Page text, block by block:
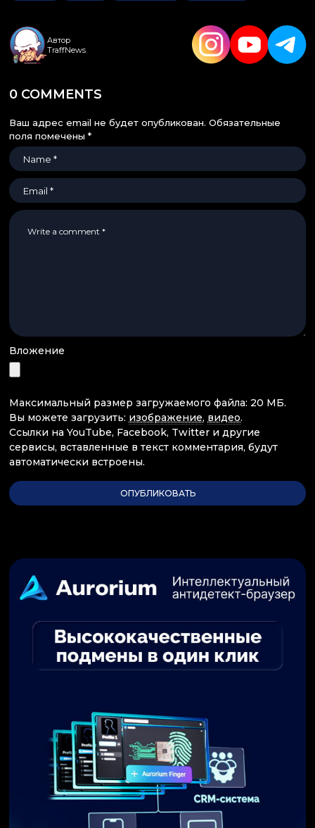
Автор
TraffNews
0 COMMENTS
Ваш адрес email не будет опубликован. Обязательные
поля помечены *
Вложение
Максимальный размер загружаемого файла: 20 МБ.
Вы можете загрузить: изображение, видео.
Ссылки на YouTube, Facebook, Twitter и другие
сервисы, вставленные в текст комментария, будут
автоматически встроены.